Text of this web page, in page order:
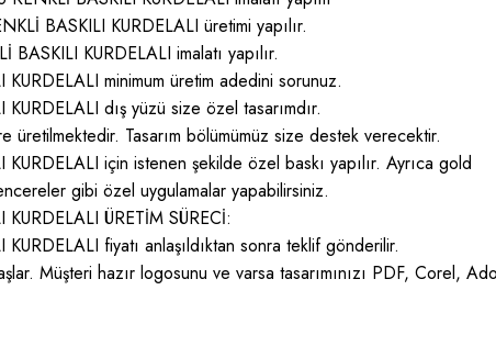
BASKILI KURDELALI üretimi yapılır.
KURDELALI imalatı yapılır.
minimum üretim adedini sorunuz.
dış yüzü size özel tasarımdır.
Tasarım bölümümüz size destek verecektir.
için istenen şekilde özel baskı yapılır. Ayrıca gold
gibi özel uygulamalar yapabilirsiniz.
ÜRETİM SÜRECİ:
fiyatı anlaşıldıktan sonra teklif gönderilir.
Müşteri hazır logosunu ve varsa tasarımınızı PDF, Corel,